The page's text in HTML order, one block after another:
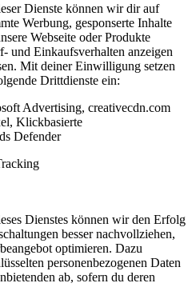
Dienste können wir dir auf
Werbung, gesponserte Inhalte
Webseite oder Produkte
und Einkaufsverhalten anzeigen
Mit deiner Einwilligung setzen
Drittdienste ein:
Advertising, creativecdn.com
Klickbasierte
Defender
Dienstes können wir den Erfolg
besser nachvollziehen,
optimieren. Dazu
personenbezogenen Daten
ab, sofern du deren